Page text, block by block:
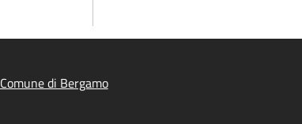
Comune di Bergamo